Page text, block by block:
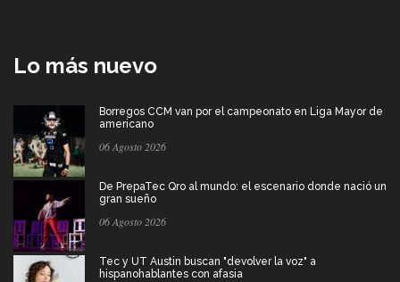
Lo más nuevo
Borregos CCM van por el campeonato en Liga Mayor de
americano
06 Agosto 2026
De PrepaTec Qro al mundo: el escenario donde nació un
gran sueño
06 Agosto 2026
Tec y UT Austin buscan "devolver la voz" a
hispanohablantes con afasia